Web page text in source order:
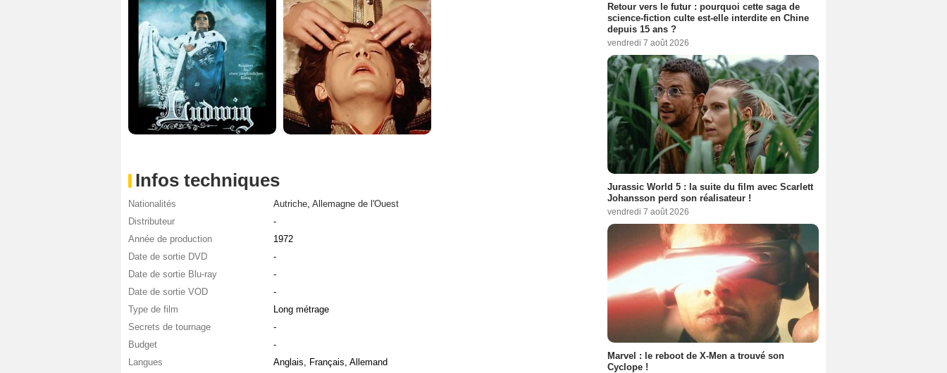
Infos techniques
Nationalités Autriche, Allemagne de l'Ouest
Distributeur
-
Année de production
1972
Date de sortie DVD
-
Date de sortie Blu-ray
-
Date de sortie VOD
-
Type de film
Long métrage
Secrets de tournage
-
Budget
-
Langues
Anglais, Français, Allemand
Retour vers le futur : pourquoi cette saga de
science-fiction culte est-elle interdite en Chine
depuis 15 ans ?
vendredi 7 août 2026
Jurassic World 5 : la suite du film avec Scarlett
Johansson perd son réalisateur !
vendredi 7 août 2026
Marvel : le reboot de X-Men a trouvé son
Cyclope !